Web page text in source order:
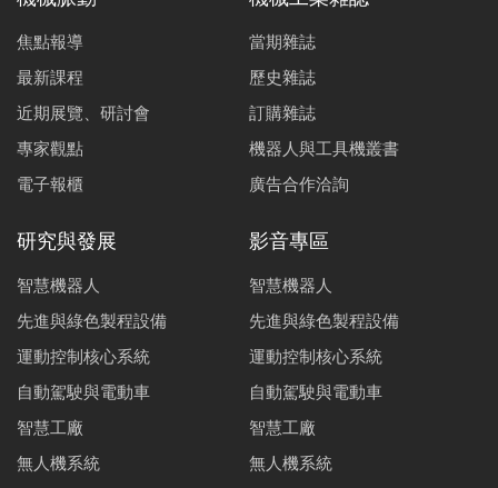
焦點報導
最新課程
近期展覽、研討會
專家觀點
電子報櫃
當期雜誌
歷史雜誌
訂購雜誌
機器人與工具機叢書
廣告合作洽詢
研究與發展
智慧機器人
先進與綠色製程設備
運動控制核心系統
自動駕駛與電動車
智慧工廠
無人機系統
影音專區
智慧機器人
先進與綠色製程設備
運動控制核心系統
自動駕駛與電動車
智慧工廠
無人機系統